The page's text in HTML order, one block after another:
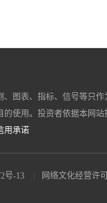
图表、指标、信号等只
使用。投资者依据本网
用承诺
号-13
网络文化经营许